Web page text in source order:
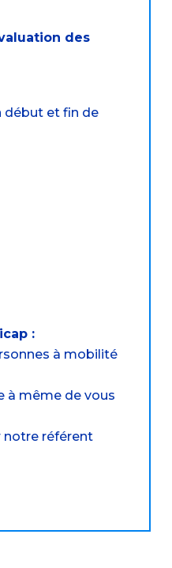
des
début et fin de
:
à mobilité
à même de vous
notre référent